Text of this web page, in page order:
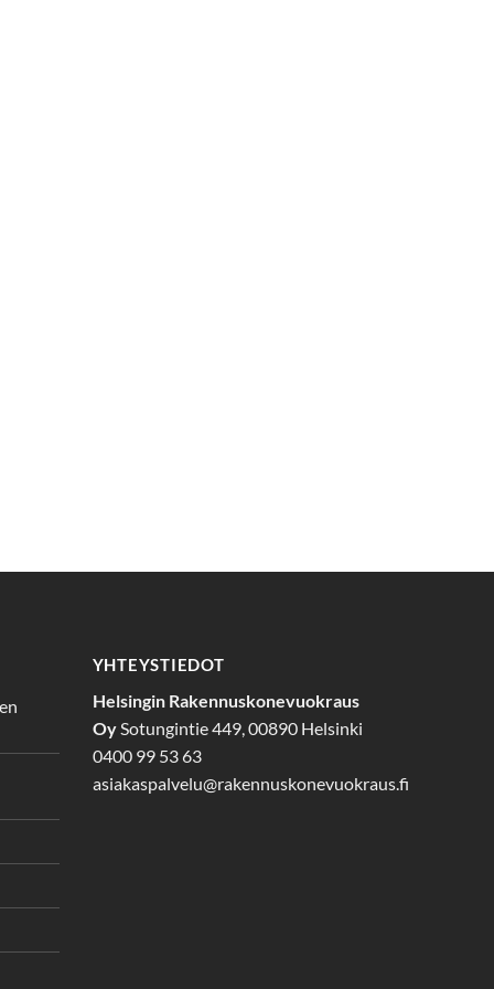
YHTEYSTIEDOT
Helsingin Rakennuskonevuokraus
OySotungintie 449, 00890 Helsinki
0400 99 53 63
asiakaspalvelu@rakennuskonevuokraus.fi